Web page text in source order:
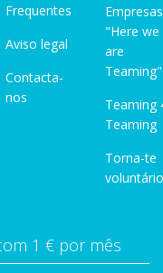
Frequentes
Aviso legal
Contacta-
nos
Empresas
"Here we
are
Teaming"
Teaming
Teaming
Torna-te
1 € por mês